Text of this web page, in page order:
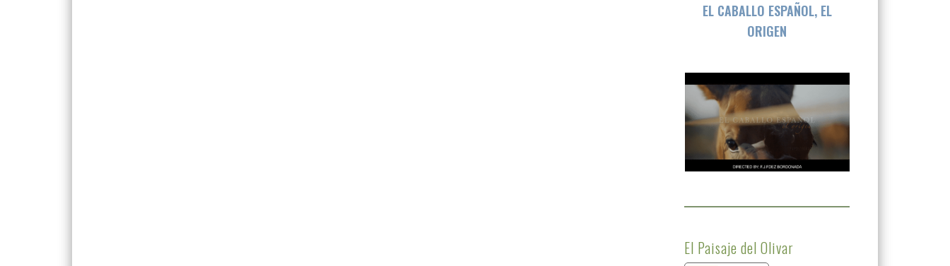
EL CABALLO ESPAÑOL, EL
ORIGEN
El Paisaje del Olivar